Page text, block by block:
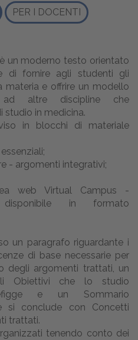
PER I DOCENTI
un moderno testo orientato
di fornire agli studenti gli
materia e offrire un modello
altre discipline che
studio in medicina.
in blocchi di materiale
- argomenti integrativi;
web Virtual Campus -
disponibile in formato
un paragrafo riguardante i
di base necessarie per
degli argomenti trattati, un
Obiettivi che lo studio
e un Sommario
si conclude con Concetti
trattati.
tenendo conto dei